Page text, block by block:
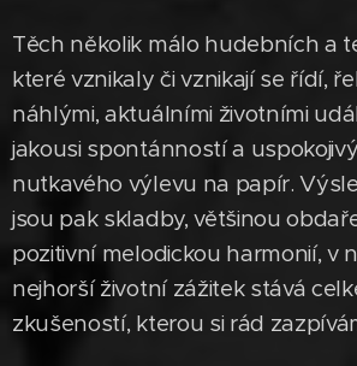
Těch několik málo hudebních a
které vznikaly či vznikají se řídí,
náhlými, aktuálními životními
jakousi spontánností a
nutkavého výlevu na papír.
jsou pak skladby, většinou
pozitivní melodickou harmonií, v
nejhorší životní zážitek stává
zkušeností, kterou si rád